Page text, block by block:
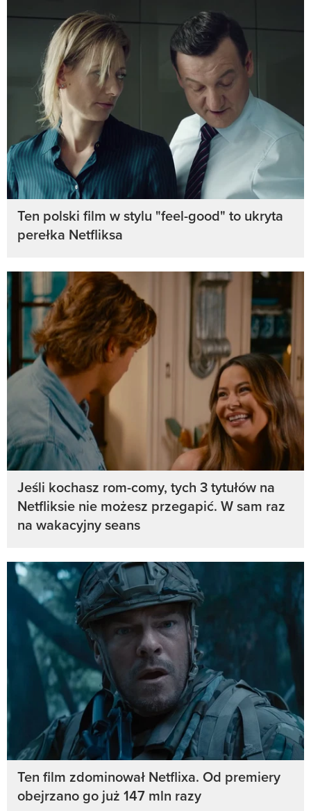
Ten polski film w stylu "feel-good" to ukryta
perełka Netfliksa
Jeśli kochasz rom-comy, tych 3 tytułów na
Netfliksie nie możesz przegapić. W sam raz
na wakacyjny seans
Ten film zdominował Netflixa. Od premiery
obejrzano go już 147 mln razy